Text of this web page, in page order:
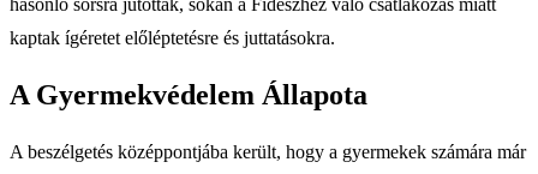
hasonló sorsra jutottak, sokan a Fideszhez való csatlakozás miatt
kaptak ígéretet előléptetésre és juttatásokra.
A Gyermekvédelem Állapota
A beszélgetés középpontjába került, hogy a gyermekek számára már